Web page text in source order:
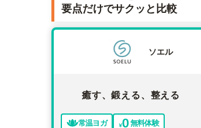
要点だけでサクッと比較
ソエル
癒す、鍛える、整える
常温ヨガ
無料体験